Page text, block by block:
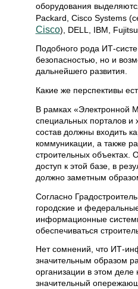
оборудования
Packard, Cisco Systems
Cisco), DELL, IBM,
Подобного рода ИТ-
безопасностью, но и
дальнейшего развития.
Какие же перспективы
В рамках «Электронной
специальных порталов
состав должны входить
коммуникации, а также
строительных объектах.
доступ к этой базе, в
должно заметным
Согласно
городские и
информационные
обеспечиваться
Нет сомнений, что ИТ-
значительным образом
организации в этом
значительный